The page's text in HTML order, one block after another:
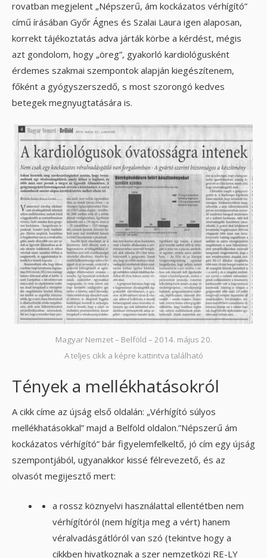
rovatban megjelent „Népszerű, ám kockázatos vérhígító”
című írásában Győr Ágnes és Szalai Laura igen alaposan,
korrekt tájékoztatás adva járták körbe a kérdést, mégis
azt gondolom, hogy „öreg”, gyakorló kardiológusként
érdemes szakmai szempontok alapján kiegészítenem,
főként a gyógyszerszedő, s most szorongó kedves
betegek megnyugtatására is.
Magyar Nemzet – Belföld – 2014. május 20.
A teljes cikk a képre kattintva található
Tények a mellékhatásokról
A cikk címe az újság első oldalán: „Vérhígító súlyos
mellékhatásokkal” majd a Belföld oldalon.”Népszerű ám
kockázatos vérhígító” bár figyelemfelkeltő, jó cím egy újság
szempontjából, ugyanakkor kissé félrevezető, és az
olvasót megijesztő mert:
a rossz köznyelvi használattal ellentétben nem
vérhígítóról (nem hígítja meg a vért) hanem
véralvadásgátlóról van szó (tekintve hogy a
cikkben hivatkoznak a szer nemzetközi RE-LY